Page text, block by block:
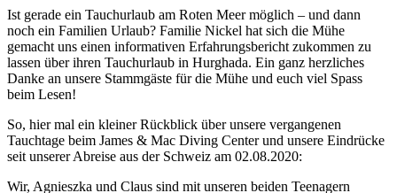
Ist gerade ein Tauchurlaub am Roten Meer möglich – und dann
noch ein Familien Urlaub? Familie Nickel hat sich die Mühe
gemacht uns einen informativen Erfahrungsbericht zukommen zu
lassen über ihren Tauchurlaub in Hurghada. Ein ganz herzliches
Danke an unsere Stammgäste für die Mühe und euch viel Spass
beim Lesen!
So, hier mal ein kleiner Rückblick über unsere vergangenen
Tauchtage beim James & Mac Diving Center und unsere Eindrücke
seit unserer Abreise aus der Schweiz am 02.08.2020:
Wir, Agnieszka und Claus sind mit unseren beiden Teenagern